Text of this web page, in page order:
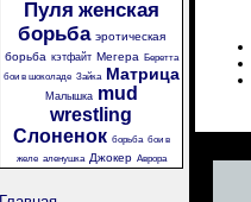
Пуля женская
борьба эротическая
борьба кэтфайт Мегера
Беретта
бои в шоколаде Зайка Матрица
Малышка mud
wrestling
Слоненок борьба бои в
желе аленушка Джокер Аврора